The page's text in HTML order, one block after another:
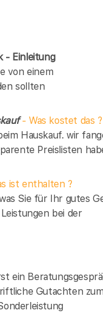
- Einleitung
von einem
sollten
- Was kostet das ?
Hauskauf. wir
Preislisten
ist enthalten ?
Sie für Ihr gutes
bei der
ein
Gutachten